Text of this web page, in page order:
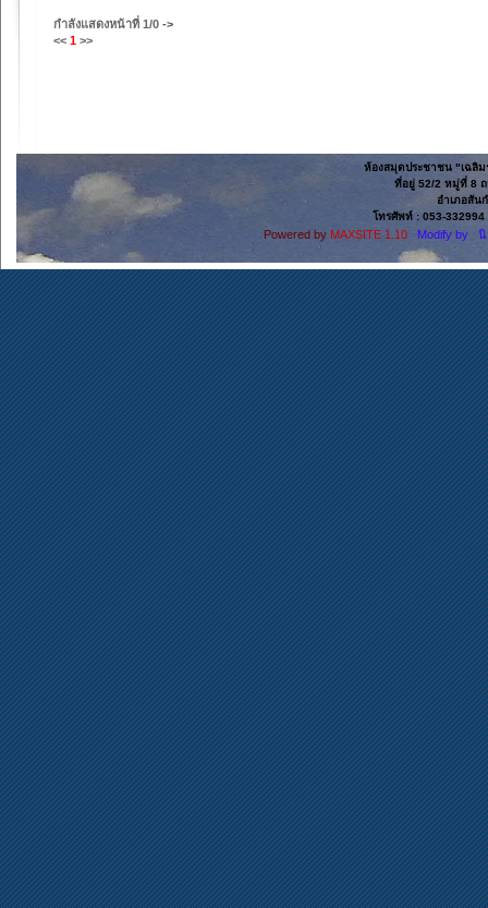
กำลังแสดงหน้าที่ 1/0 ->
<< 1 >>
ห้องสมุดประชาชน "เฉลิ
ที่อยู่ 52/2 หมู่ที่ 8
อำเภอสัน
โทรศัพท์ : 053-332994
Powered by MAXSITE 1.10 Modify by